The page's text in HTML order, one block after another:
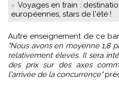
Voyages en train :
européennes, stars de l'été !
Autre enseignement de ce
"Nous avons en moyenne 1,8
relativement élevés. Il sera
des prix sur des axes
l'arrivée de la concurrence"